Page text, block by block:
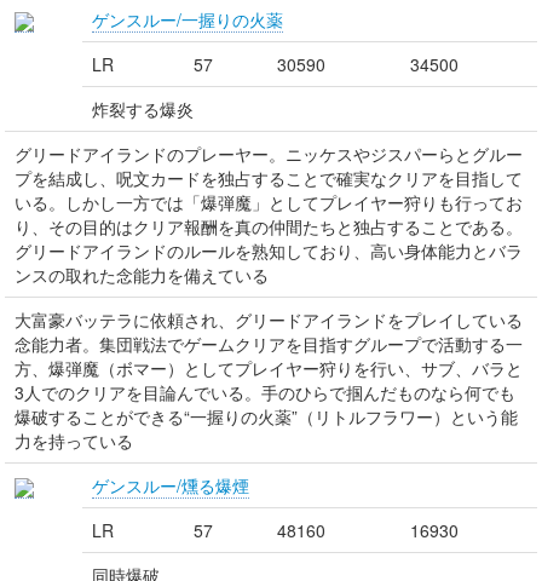
ゲンスルー/一握りの火薬
LR
57 30590
34500
炸裂する爆炎
グリードアイランドのプレーヤー。ニッケスやジスパーらとグルー
プを結成し、呪文カードを独占することで確実なクリアを目指して
いる。しかし一方では「爆弾魔」としてプレイヤー狩りも行ってお
り、その目的はクリア報酬を真の仲間たちと独占することである。
グリードアイランドのルールを熟知しており、高い身体能力とバラ
ンスの取れた念能力を備えている
大富豪バッテラに依頼され、グリードアイランドをプレイしている
念能力者。集団戦法でゲームクリアを目指すグループで活動する一
方、爆弾魔（ボマー）としてプレイヤー狩りを行い、サブ、バラと
3人でのクリアを目論んでいる。手のひらで掴んだものなら何でも
爆破することができる“一握りの火薬”（リトルフラワー）という能
力を持っている
ゲンスルー/燻る爆煙
LR
57 48160
16930
同時爆破